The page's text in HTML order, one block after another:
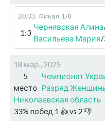
20.03. Финал 1/8
1:3
Чернявская Алина
Васильева Мария/
18 мар., 2025
5
место
Чемпионат
Разряд
Николаевская область
33% побед 1 👍 vs 2 👎